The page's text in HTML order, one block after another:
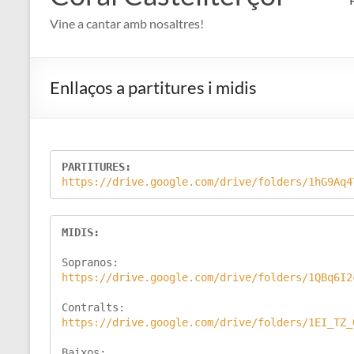
Vine a cantar amb nosaltres!
Enllaços a partitures i midis
https://drive.google.com/drive/folders/
MIDIS:
https://drive.google.com/drive/folders/